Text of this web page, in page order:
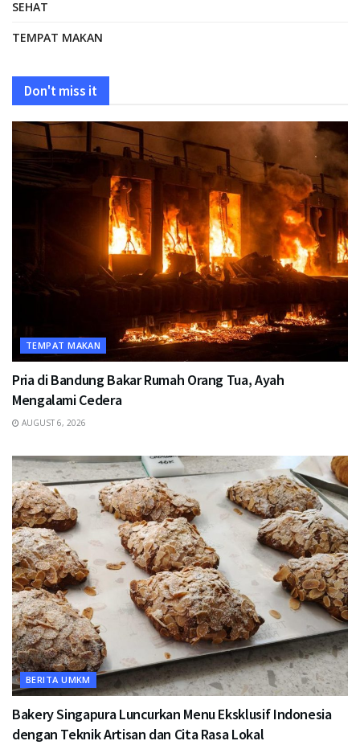
SEHAT
TEMPAT MAKAN
Don't miss it
TEMPAT MAKAN
Pria di Bandung Bakar Rumah Orang Tua, Ayah
Mengalami Cedera
AUGUST 6, 2026
BERITA UMKM
Bakery Singapura Luncurkan Menu Eksklusif Indonesia
dengan Teknik Artisan dan Cita Rasa Lokal